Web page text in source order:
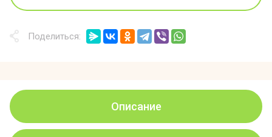
Поделиться:
Описание